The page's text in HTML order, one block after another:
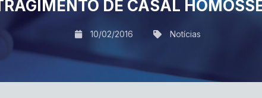
DE CASAL
10/02/2016 Notícias